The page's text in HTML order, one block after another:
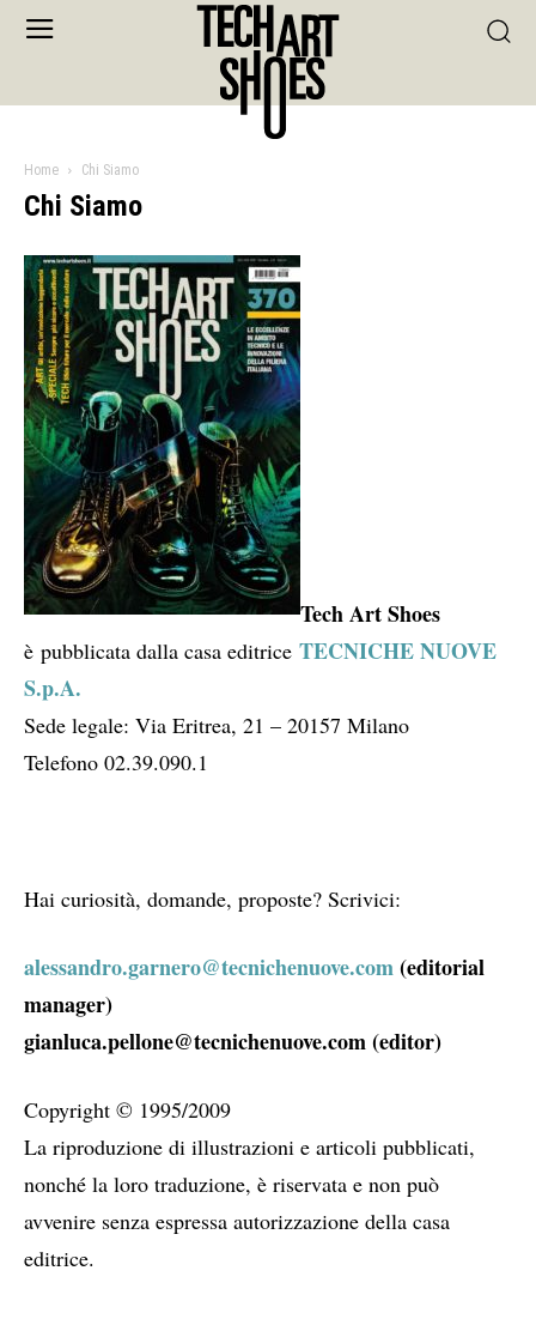
Home Chi Siamo
Chi Siamo
Tech Art Shoes
è pubblicata dalla casa editrice TECNICHE NUOVE
S.p.A.
Sede legale: Via Eritrea, 21 – 20157 Milano
Telefono 02.39.090.1
Hai curiosità, domande, proposte? Scrivici:
alessandro.garnero@tecnichenuove.com(editorial
manager)
gianluca.pellone@tecnichenuove.com (editor)
Copyright © 1995/2009
La riproduzione di illustrazioni e articoli pubblicati,
nonché la loro traduzione, è riservata e non può
avvenire senza espressa autorizzazione della casa
editrice.